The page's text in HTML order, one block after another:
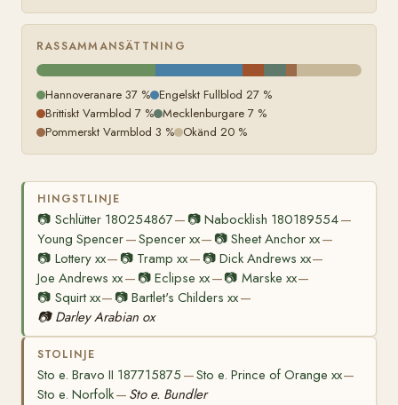
RASSAMMANSÄTTNING
Hannoveranare 37 % Engelskt Fullblod 27 %
Brittiskt Varmblod 7 % Mecklenburgare 7 %
Pommerskt Varmblod 3 % Okänd 20 %
HINGSTLINJE
📷 Schlütter 180254867— 📷Nabocklish 180189554—
Young Spencer—Spencer xx— 📷Sheet Anchor xx—
📷 Lottery xx— 📷 Tramp xx— 📷 Dick Andrews xx—
Joe Andrews xx— 📷Eclipse xx—📷 Marske xx—
📷 Squirt xx— 📷Bartlet's Childers xx—
📷 Darley Arabian ox
STOLINJE
Sto e. Bravo II 187715875 —Sto e. Prince of Orange xx—
Sto e. Norfolk— Sto e. Bundler